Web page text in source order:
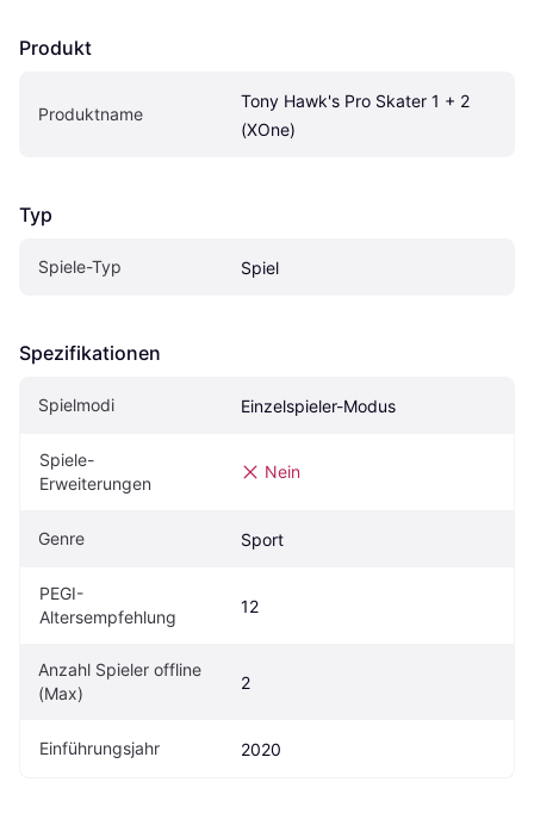
Produkt
Produktname
Tony Hawk's Pro Skater 1 + 2
(XOne)
Typ
Spiele-Typ Spiel
Spezifikationen
Spielmodi Einzelspieler-Modus
Spiele-
Erweiterungen
Nein
Genre Sport
PEGI-
Altersempfehlung
12
Anzahl Spieler offline
(Max)
2
Einführungsjahr 2020